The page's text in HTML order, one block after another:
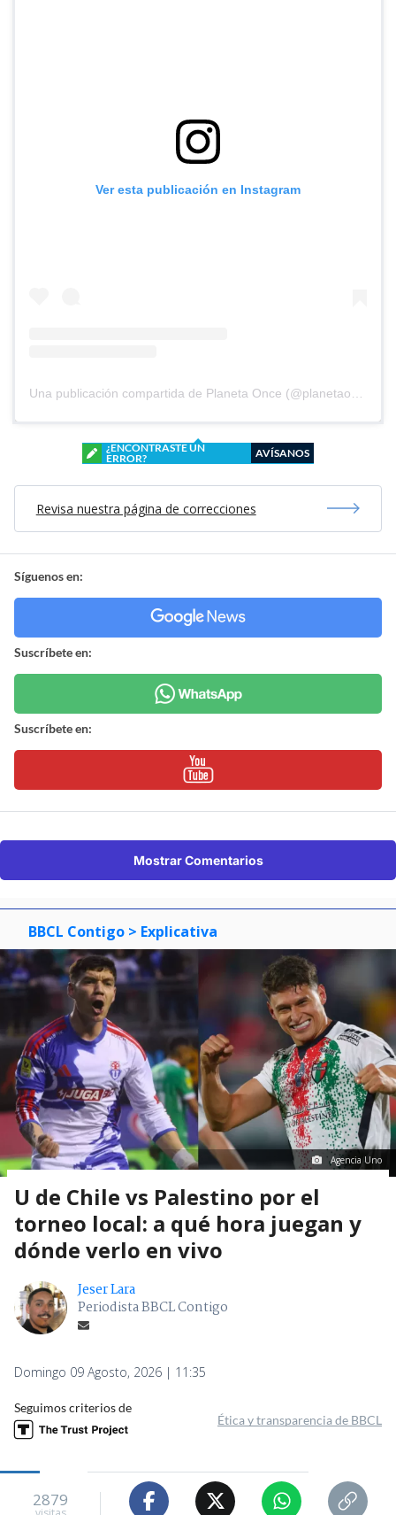
Ver esta publicación en Instagram
¿ENCONTRASTE UN
ERROR?
AVÍSANOS
Revisa nuestra página de correcciones
Síguenos en:
Suscríbete en:
Suscríbete en:
Mostrar Comentarios
BBCL Contigo > Explicativa
Agencia Uno
U de Chile vs Palestino por el
torneo local: a qué hora juegan y
dónde verlo en vivo
Jeser Lara
Periodista BBCL Contigo
Domingo 09 Agosto, 2026 | 11:35
Seguimos criterios de
Ética y transparencia de BBCL
2879